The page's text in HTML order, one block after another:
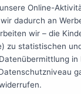
Online-
dadurch an
wir – die
zu statistischen
Startseite